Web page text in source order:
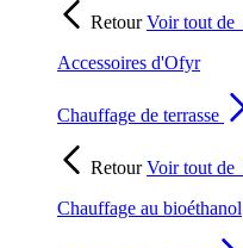
RetourVoir tout de
Accessoires d'Ofyr
Chauffage de terrasse
RetourVoir tout de
Chauffage au bioéthanol